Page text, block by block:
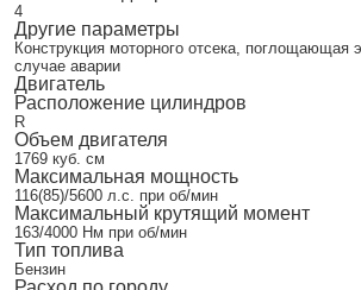
4
Другие параметры
Конструкция моторного отсека, поглощающая
случае аварии
Двигатель
Расположение цилиндров
R
Объем двигателя
1769 куб. см
Максимальная мощность
116(85)/5600 л.с. при об/мин
Максимальный крутящий момент
163/4000 Нм при об/мин
Тип топлива
Бензин